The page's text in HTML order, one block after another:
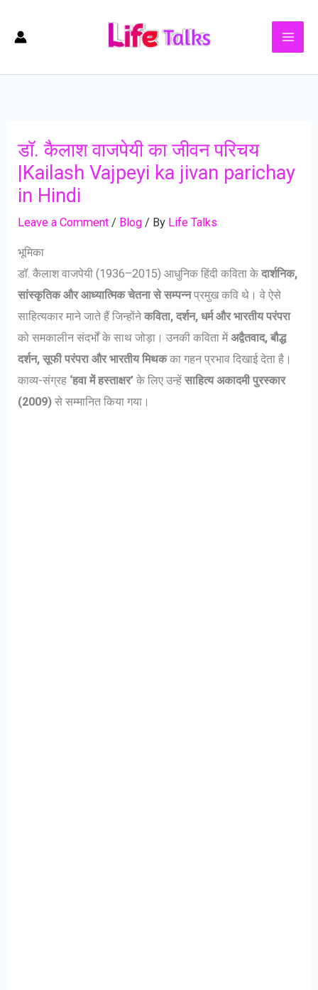
डॉ. कैलाश वाजपेयी का जीवन परिचय
|Kailash Vajpeyi ka jivan parichay
in Hindi
Leave a Comment / Blog / By Life Talks
भूमिका
डॉ. कैलाश वाजपेयी (1936–2015) आधुनिक हिंदी कविता केदार्शनिक,
सांस्कृतिक और आध्यात्मिक चेतना से सम्पन्नप्रमुख कवि थे। वे ऐसे
साहित्यकार माने जाते हैं जिन्होंनेकविता, दर्शन, धर्म और भारतीय परंपरा
को समकालीन संदर्भों के साथ जोड़ा। उनकी कविता मेंअद्वैतवाद, बौद्ध
दर्शन, सूफी परंपरा और भारतीय मिथकका गहन प्रभाव दिखाई देता है।
काव्य-संग्रह ‘हवा में हस्ताक्षर’ के लिए उन्हेंसाहित्य अकादमी पुरस्कार
(2009) से सम्मानित किया गया।